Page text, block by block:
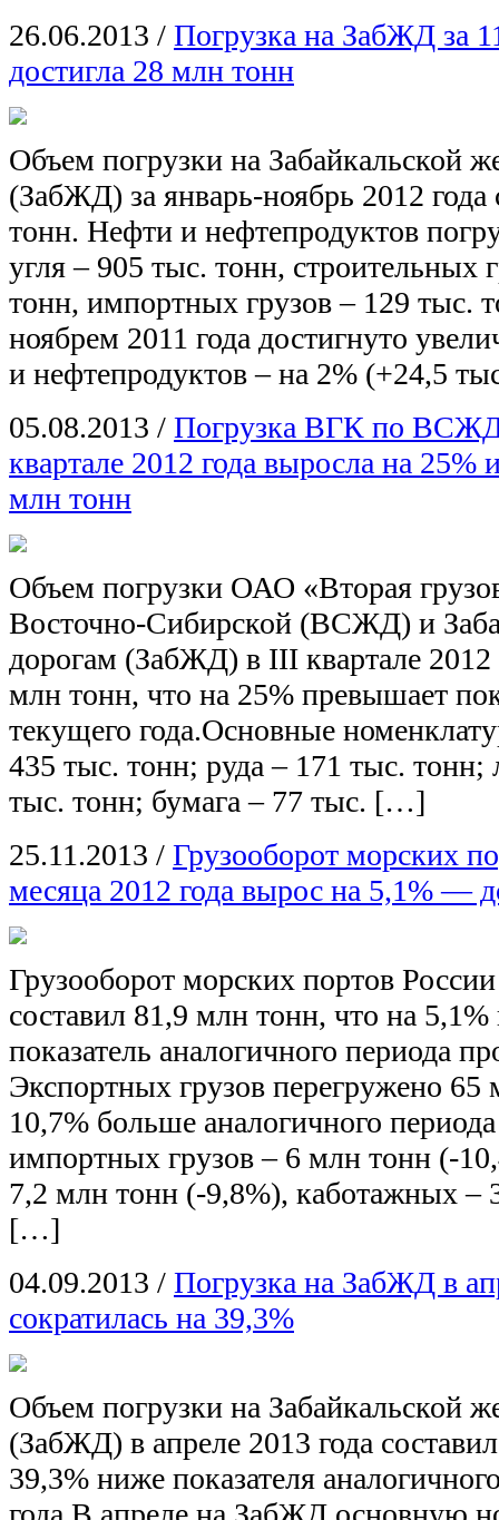
26.06.2013 / Погрузка на ЗабЖД за
достигла 28 млн тонн
Объем погрузки на Забайкальской
(ЗабЖД) за январь-ноябрь 2012 года
тонн. Нефти и нефтепродуктов
угля – 905 тыс. тонн, строительных
тонн, импортных грузов – 129 тыс.
ноябрем 2011 года достигнуто
и нефтепродуктов – на 2% (+24,5
05.08.2013 / Погрузка ВГК по
квартале 2012 года выросла на 25%
млн тонн
Объем погрузки ОАО «Вторая
Восточно-Сибирской (ВСЖД) и
дорогам (ЗабЖД) в III квартале 2012
млн тонн, что на 25% превышает
текущего года.Основные
435 тыс. тонн; руда – 171 тыс. тонн;
тыс. тонн; бумага – 77 тыс. […]
25.11.2013 / Грузооборот морских
месяца 2012 года вырос на 5,1% —
Грузооборот морских портов
составил 81,9 млн тонн, что на
показатель аналогичного периода
Экспортных грузов перегружено 65
10,7% больше аналогичного
импортных грузов – 6 млн тонн (-
7,2 млн тонн (-9,8%), каботажных –
[…]
04.09.2013 / Погрузка на ЗабЖД в
сократилась на 39,3%
Объем погрузки на Забайкальской
(ЗабЖД) в апреле 2013 года
39,3% ниже показателя